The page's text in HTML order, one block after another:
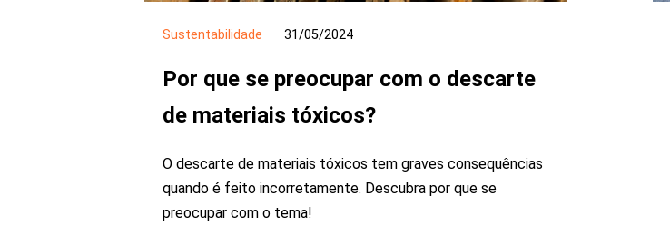
Sustentabilidade 31/05/2024
Por que se preocupar com o descarte
de materiais tóxicos?
O descarte de materiais tóxicos tem graves consequências
quando é feito incorretamente. Descubra por que se
preocupar com o tema!